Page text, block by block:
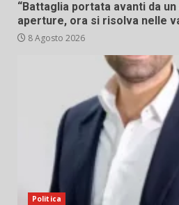
“Battaglia portata avanti da un
aperture, ora si risolva nelle
8 Agosto 2026
Politica